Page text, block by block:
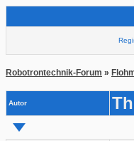
Robotrontechnik-Forum »
Autor